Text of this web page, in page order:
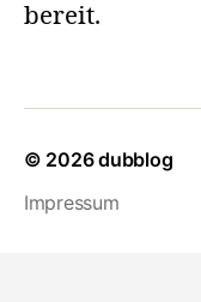
bereit.
© 2026dubblog
Impressum